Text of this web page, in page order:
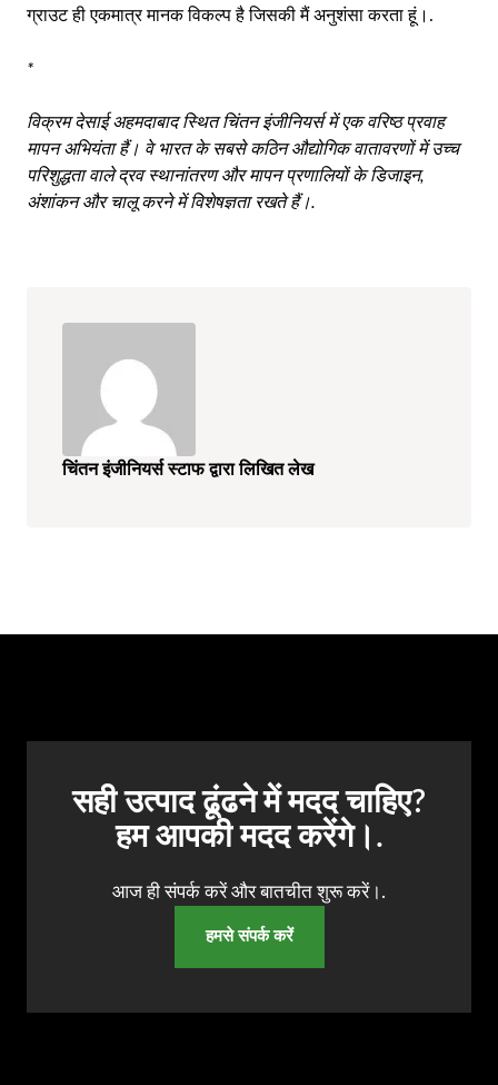
ग्राउट ही एकमात्र मानक विकल्प है जिसकी मैं अनुशंसा करता हूं।.
*
विक्रम देसाई अहमदाबाद स्थित चिंतन इंजीनियर्स में एक वरिष्ठ प्रवाह
मापन अभियंता हैं। वे भारत के सबसे कठिन औद्योगिक वातावरणों में उच्च
परिशुद्धता वाले द्रव स्थानांतरण और मापन प्रणालियों के डिजाइन,
अंशांकन और चालू करने में विशेषज्ञता रखते हैं।.
चिंतन इंजीनियर्स स्टाफ द्वारा लिखित लेख
सही उत्पाद ढूंढने में मदद चाहिए?
हम आपकी मदद करेंगे।.
आज ही संपर्क करें और बातचीत शुरू करें।.
हमसे संपर्क करें